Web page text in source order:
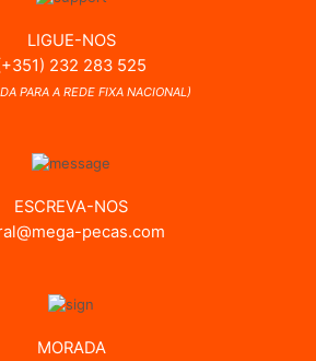
LIGUE-NOS
232 283 525
PARA A REDE FIXA NACIONAL)
ESCREVA-NOS
pecas.com
MORADA